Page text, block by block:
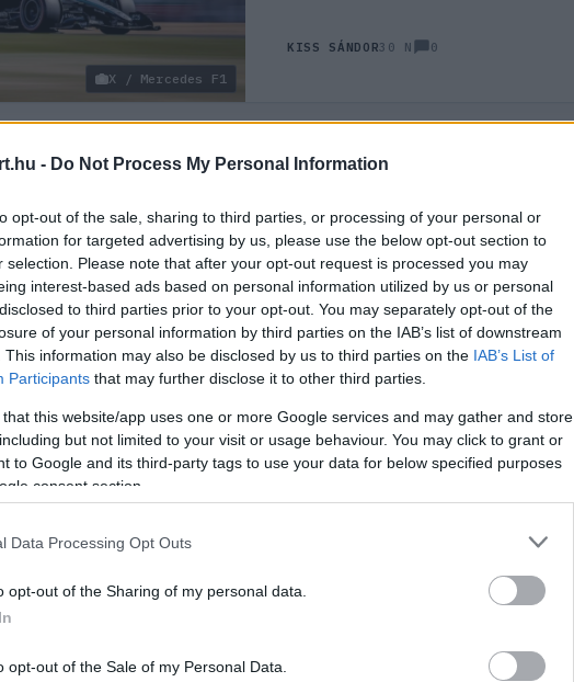
- Do Not Process My Personal Information
opt-out of the sale, sharing to third parties, or processing of your personal or
for targeted advertising by us, please use the below opt-out section to
selection. Please note that after your opt-out request is processed you may
interest-based ads based on personal information utilized by us or personal
to third parties prior to your opt-out. You may separately opt-out of the
of your personal information by third parties on the IAB’s list of downstream
This information may also be disclosed by us to third parties on the IAB’s List of
Participants that may further disclose it to other third parties.
that this website/app uses one or more Google services and may gather and store
but not limited to your visit or usage behaviour. You may click to grant or
to Google and its third-party tags to use your data for below specified purposes
consent section.
Data Processing Opt Outs
opt-out of the Sharing of my personal data.
opt-out of the Sale of my Personal Data.
X / Mercedes F1
KISS SÁNDOR30 N 0
Rendezés:
mail alapú rendszerre.